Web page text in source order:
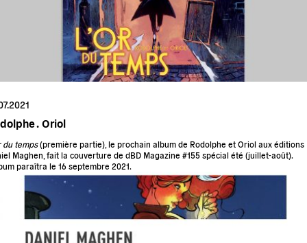
. Oriol
du temps(première partie), le prochain album de Rodolphe et Oriol aux éditions
Maghen, fait la couverture de dBD Magazine #155 spécial été (juillet-août).
paraîtra le 16 septembre 2021.